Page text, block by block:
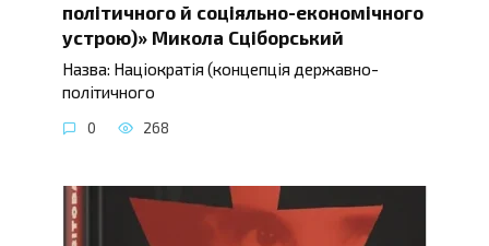
політичного й соціяльно-економічного
устрою)» Микола Сціборський
Назва: Націократія (концепція державно-
політичного
0 268